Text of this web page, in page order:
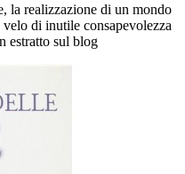
la realizzazione di un mondo
di inutile consapevolezza
estratto sul blog